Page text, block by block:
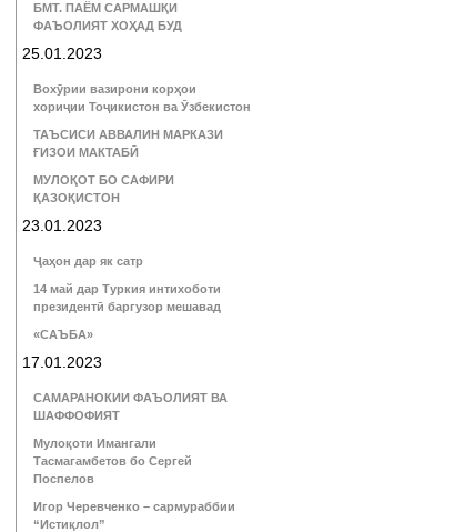
БМТ. ПАЁМ САРМАШҚИ
ФАЪОЛИЯТ ХОҲАД БУД
25.01.2023
Вохӯрии вазирони корҳои
хориҷии Тоҷикистон ва Ӯзбекистон
ТАЪСИСИ АВВАЛИН МАРКАЗИ
ҒИЗОИ МАКТАБӢ
МУЛОҚОТ БО САФИРИ
ҚАЗОҚИСТОН
23.01.2023
Ҷаҳон дар як сатр
14 май дар Туркия интихоботи
президентӣ баргузор мешавад
«САЪБА»
17.01.2023
САМАРАНОКИИ ФАЪОЛИЯТ ВА
ШАФФОФИЯТ
Мулоқоти Имангали
Тасмагамбетов бо Сергей
Поспелов
Игор Черевченко – сармураббии
“Истиқлол”